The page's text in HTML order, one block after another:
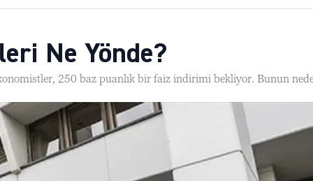
Ne Yönde?
250 baz puanlık bir faiz indirimi bekliyor. Bunun